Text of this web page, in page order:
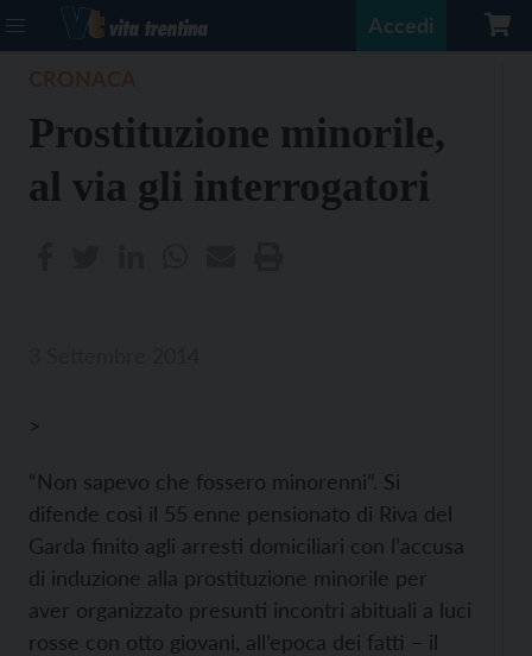
Accedi
Prostituzione minorile,
al via gli interrogatori
>
“Non sapevo che fossero minorenni”. Si
difende così il 55 enne pensionato di Riva del
Garda finito agli arresti domiciliari con l’accusa
di induzione alla prostituzione minorile per
aver organizzato presunti incontri abituali a luci
rosse con otto giovani, all’epoca dei fatti – il